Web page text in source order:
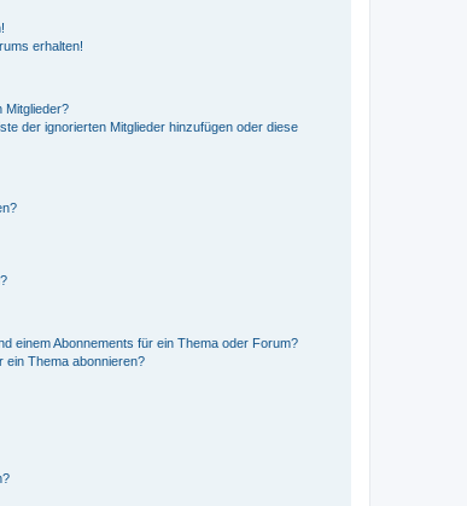
erhalten!
Mitglieder?
der ignorierten Mitglieder hinzufügen oder diese
einem Abonnements für ein Thema oder Forum?
ein Thema abonnieren?